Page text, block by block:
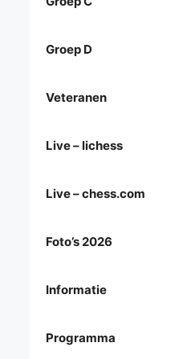
Groep D
Veteranen
Live – lichess
Live – chess.com
Foto’s 2026
Informatie
Programma